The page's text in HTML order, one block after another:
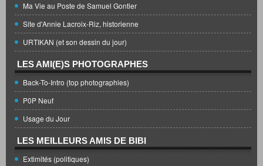
Ma Vie au Poste de Samuel Gontier
Site d'Annie Lacroix-Riz, historienne
URTIKAN (et son dessin du jour)
LES AMI(E)S PHOTOGRAPHES
Back-To-Intro (top photographies)
P0P Neuf
Usage du Jour
LES MEILLEURS AMIS DE BIBI
Extimités (politiques)